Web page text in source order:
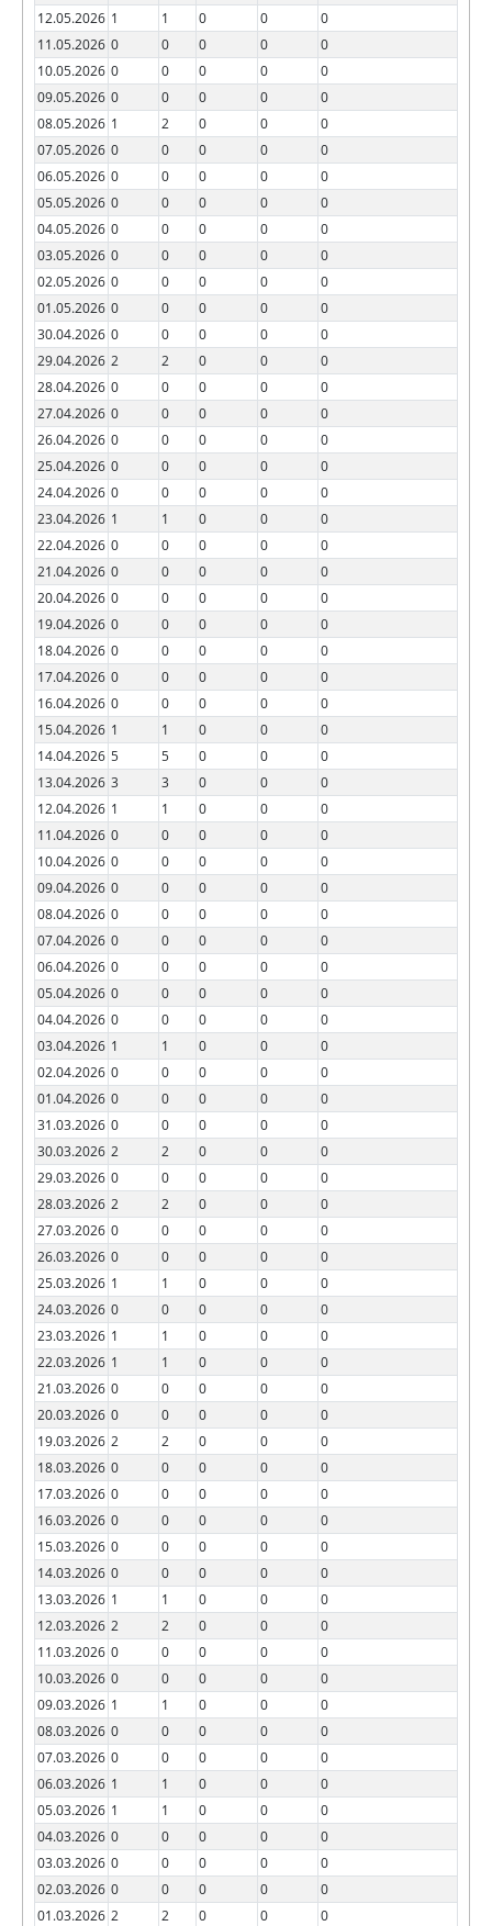
12.05.2026 1 1 0 0
0
11.05.2026 0 0 0 0
0
10.05.2026 0 0 0 0
0
09.05.2026 0 0 0 0
0
08.05.2026 1 2 0 0
0
07.05.2026 0 0 0 0
0
06.05.2026 0 0 0 0
0
05.05.2026 0 0 0 0
0
04.05.2026 0 0 0 0
0
03.05.2026 0 0 0 0
0
02.05.2026 0 0 0 0
0
01.05.2026 0 0 0 0
0
30.04.2026 0 0 0 0
0
29.04.2026 2 2 0 0
0
28.04.2026 0 0 0 0
0
27.04.2026 0 0 0 0
0
26.04.2026 0 0 0 0
0
25.04.2026 0 0 0 0
0
24.04.2026 0 0 0 0
0
23.04.2026 1 1 0 0
0
22.04.2026 0 0 0 0
0
21.04.2026 0 0 0 0
0
20.04.2026 0 0 0 0
0
19.04.2026 0 0 0 0
0
18.04.2026 0 0 0 0
0
17.04.2026 0 0 0 0
0
16.04.2026 0 0 0 0
0
15.04.2026 1 1 0 0
0
14.04.2026 5 5 0 0
0
13.04.2026 3 3 0 0
0
12.04.2026 1 1 0 0
0
11.04.2026 0 0 0 0
0
10.04.2026 0 0 0 0
0
09.04.2026 0 0 0 0
0
08.04.2026 0 0 0 0
0
07.04.2026 0 0 0 0
0
06.04.2026 0 0 0 0
0
05.04.2026 0 0 0 0
0
04.04.2026 0 0 0 0
0
03.04.2026 1 1 0 0
0
02.04.2026 0 0 0 0
0
01.04.2026 0 0 0 0
0
31.03.2026 0 0 0 0
0
30.03.2026 2 2 0 0
0
29.03.2026 0 0 0 0
0
28.03.2026 2 2 0 0
0
27.03.2026 0 0 0 0
0
26.03.2026 0 0 0 0
0
25.03.2026 1 1 0 0
0
24.03.2026 0 0 0 0
0
23.03.2026 1 1 0 0
0
22.03.2026 1 1 0 0
0
21.03.2026 0 0 0 0
0
20.03.2026 0 0 0 0
0
19.03.2026 2 2 0 0
0
18.03.2026 0 0 0 0
0
17.03.2026 0 0 0 0
0
16.03.2026 0 0 0 0
0
15.03.2026 0 0 0 0
0
14.03.2026 0 0 0 0
0
13.03.2026 1 1 0 0
0
12.03.2026 2 2 0 0
0
11.03.2026 0 0 0 0
0
10.03.2026 0 0 0 0
0
09.03.2026 1 1 0 0
0
08.03.2026 0 0 0 0
0
07.03.2026 0 0 0 0
0
06.03.2026 1 1 0 0
0
05.03.2026 1 1 0 0
0
04.03.2026 0 0 0 0
0
03.03.2026 0 0 0 0
0
02.03.2026 0 0 0 0
0
01.03.2026 2 2 0 0
0